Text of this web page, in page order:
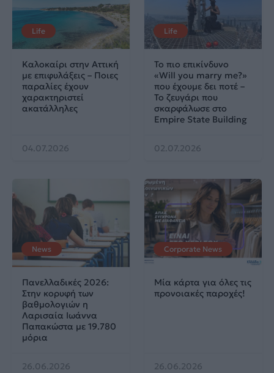
Life
Καλοκαίρι στην Αττική
με επιφυλάξεις – Ποιες
παραλίες έχουν
χαρακτηριστεί
ακατάλληλες
04.07.2026
Life
Το πιο επικίνδυνο
«Will you marry me?»
που έχουμε δει ποτέ –
Το ζευγάρι που
σκαρφάλωσε στο
Empire State Building
02.07.2026
News
Πανελλαδικές 2026:
Στην κορυφή των
βαθμολογιών η
Λαρισαία Ιωάννα
Παπακώστα με 19.780
μόρια
26.06.2026
Corporate News
Μία κάρτα για όλες τις
προνοιακές παροχές!
26.06.2026